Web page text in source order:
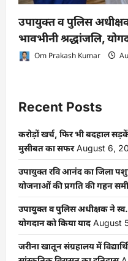
उपायुक्त व पुलिस
भावभीनी श्रद्धांजलि,
Om Prakash Kumar
Recent Posts
करोड़ों खर्च, फिर भी बदहाल
मुसीबत का सफर August 6,
उपायुक्त रवि आनंद का जिला
योजनाओं की प्रगति की गहन
उपायुक्त व पुलिस अधीक्षक ने स्व.
योगदान को किया याद August
जरीना खातून संग्रहालय में